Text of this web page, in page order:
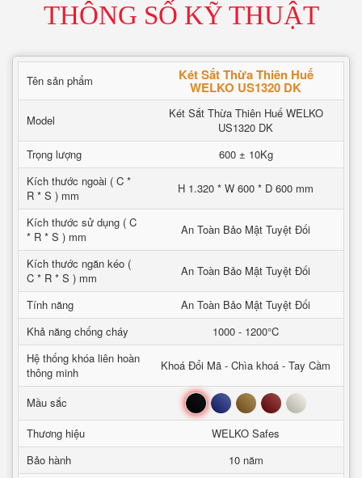
THÔNG SỐ KỸ THUẬT
Tên sản phẩm Két Sắt Thừa Thiên Huế
WELKO US1320 DK
Model
Két Sắt Thừa Thiên Huế WELKO
US1320 DK
Trọng lượng
600 ± 10Kg
Kích thước ngoài ( C *
R * S ) mm
H 1.320 * W 600 * D 600 mm
Kích thước sử dụng ( C
* R * S ) mm
An Toàn Bảo Mật Tuyệt Đối
Kích thước ngăn kéo (
C * R * S ) mm
An Toàn Bảo Mật Tuyệt Đối
Tính năng
An Toàn Bảo Mật Tuyệt Đối
Khả năng chống cháy
1000 - 1200°C
Hệ thống khóa liên hoàn
thông minh
Khoá Đổi Mã - Chìa khoá - Tay Cầm
Mầu sắc Đen Xanh Nâu Đỏ Trắng
Thương hiệu
WELKO Safes
Bảo hành
10 năm